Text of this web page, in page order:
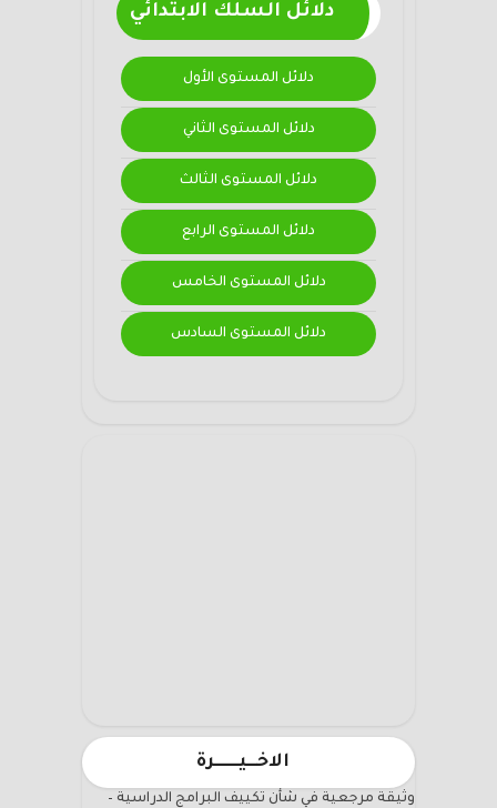
دلائل السلك الابتدائي
دلائل المستوى الأول
دلائل المستوى الثاني
دلائل المستوى الثالث
دلائل المستوى الرابع
دلائل المستوى الخامس
دلائل المستوى السادس
الاخـــيـــــــرة
وثيقة مرجعية في شأن تكييف البرامج الدراسية –